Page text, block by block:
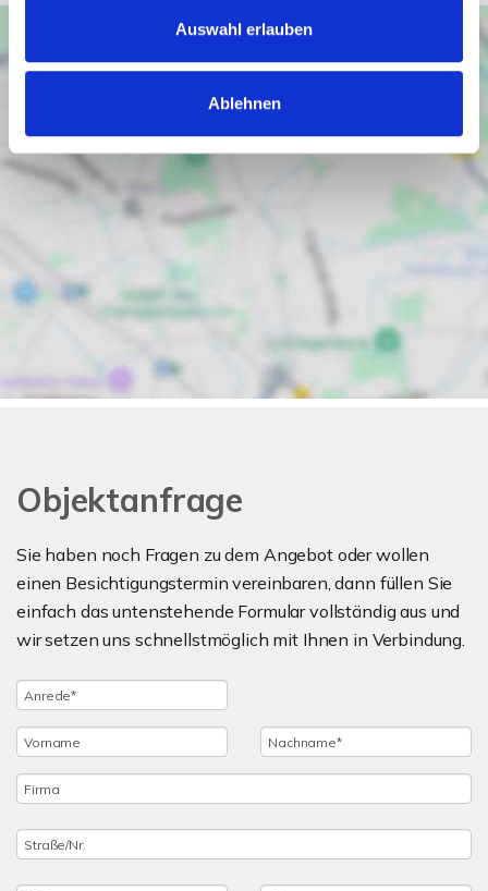
Auswahl erlauben
Ablehnen
Objektanfrage
Sie haben noch Fragen zu dem Angebot oder wollen
einen Besichtigungstermin vereinbaren, dann füllen Sie
einfach das untenstehende Formular vollständig aus und
wir setzen uns schnellstmöglich mit Ihnen in Verbindung.